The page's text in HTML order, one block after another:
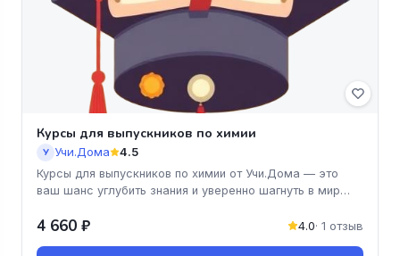
Курсы для выпускников по химии
У Учи.Дома 4.5
Курсы для выпускников по химии от Учи.Дома — это
ваш шанс углубить знания и уверенно шагнуть в мир
4 660 ₽ 4.0· 1 отзыв